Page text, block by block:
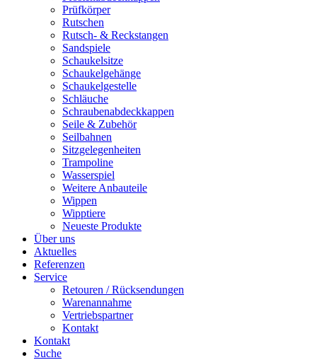
Prüfkörper
Rutschen
Rutsch- & Reckstangen
Sandspiele
Schaukelsitze
Schaukelgehänge
Schaukelgestelle
Schläuche
Schraubenabdeckkappen
Seile & Zubehör
Seilbahnen
Sitzgelegenheiten
Trampoline
Wasserspiel
Weitere Anbauteile
Wippen
Wipptiere
Neueste Produkte
Über uns
Aktuelles
Referenzen
Service
Retouren / Rücksendungen
Warenannahme
Vertriebspartner
Kontakt
Kontakt
Suche